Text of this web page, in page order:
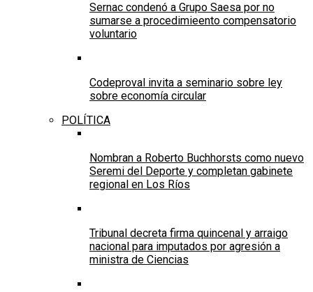
Sernac condenó a Grupo Saesa por no
sumarse a procedimieento compensatorio
voluntario
Codeproval invita a seminario sobre ley
sobre economía circular
POLÍTICA
Nombran a Roberto Buchhorsts como nuevo
Seremi del Deporte y completan gabinete
regional en Los Ríos
Tribunal decreta firma quincenal y arraigo
nacional para imputados por agresión a
ministra de Ciencias